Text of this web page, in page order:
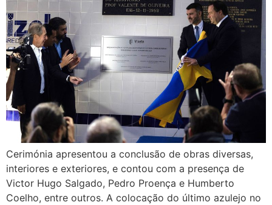
Cerimónia apresentou a conclusão de obras diversas,
interiores e exteriores, e contou com a presença de
Victor Hugo Salgado, Pedro Proença e Humberto
Coelho, entre outros. A colocação do último azulejo no